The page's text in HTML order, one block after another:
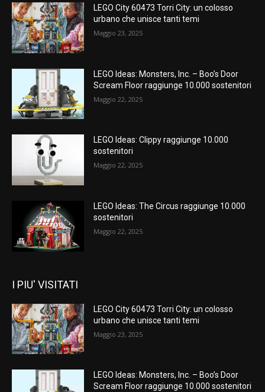
LEGO City 60473 Torri City: un colosso
urbano che unisce tanti temi
Maggio 23, 2025
LEGO Ideas: Monsters, Inc. – Boo’s Door
Scream Floor raggiunge 10.000 sostenitori
Maggio 22, 2025
LEGO Ideas: Clippy raggiunge 10.000
sostenitori
Maggio 22, 2025
LEGO Ideas: The Circus raggiunge 10.000
sostenitori
Maggio 22, 2025
I PIU' VISITATI
LEGO City 60473 Torri City: un colosso
urbano che unisce tanti temi
Maggio 23, 2025
LEGO Ideas: Monsters, Inc. – Boo’s Door
Scream Floor raggiunge 10.000 sostenitori